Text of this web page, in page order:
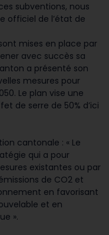
subventions, nous
officiel de l’état de
mises en place par
avec succès sa
a présenté son
mesures pour
Le plan vise une
de serre de 50% d’ici
cantonale : « Le
qui a pour
existantes ou par
de CO2 et
en favorisant
et en
».